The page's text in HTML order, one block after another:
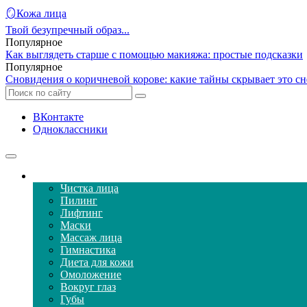
🪞Кожа лица
Твой безупречный образ...
Популярное
Как выглядеть старше с помощью макияжа: простые подсказки
Популярное
Сновидения о коричневой корове: какие тайны скрывает это
ВКонтакте
Одноклассники
Чистка лица
Пилинг
Лифтинг
Маски
Массаж лица
Гимнастика
Диета для кожи
Омоложение
Вокруг глаз
Губы